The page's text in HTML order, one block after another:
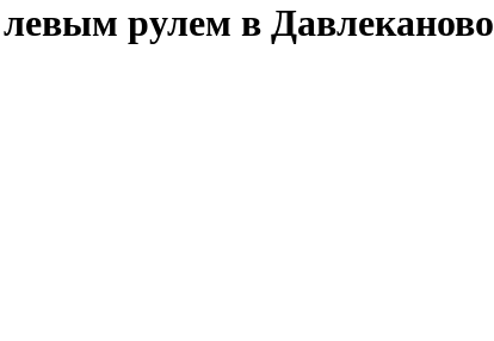
рулем в Давлеканово